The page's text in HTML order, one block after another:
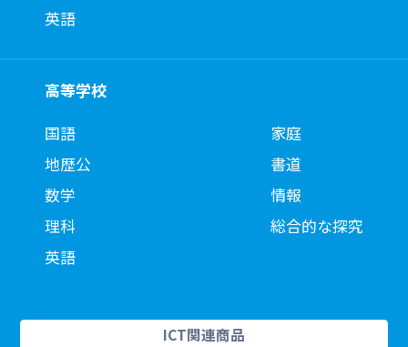
英語
高等学校
国語
地歴公
数学
理科
英語
家庭
書道
情報
総合的な探究
ICT関連商品